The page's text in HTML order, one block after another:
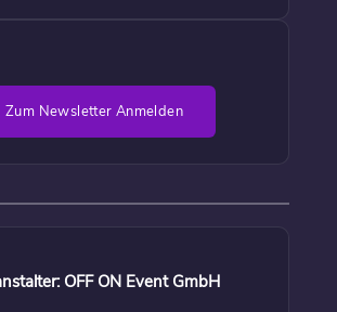
Zum Newsletter Anmelden
OFF ON Event GmbH